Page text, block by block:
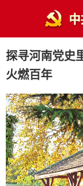
探寻河南党史
火燃百年